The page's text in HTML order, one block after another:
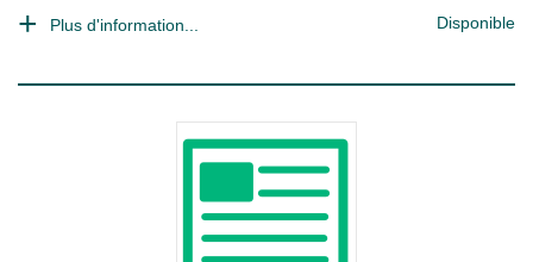
Plus d'information... Disponible